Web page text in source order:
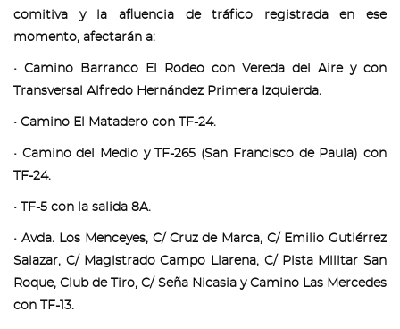
comitiva y la afluencia de tráfico registrada en ese
momento, afectarán a:
• Camino Barranco El Rodeo con Vereda del Aire y con
Transversal Alfredo Hernández Primera Izquierda.
• Camino El Matadero con TF-24.
• Camino del Medio y TF-265 (San Francisco de Paula) con
TF-24.
• TF-5 con la salida 8A.
• Avda. Los Menceyes, C/ Cruz de Marca, C/ Emilio Gutiérrez
Salazar, C/ Magistrado Campo Llarena, C/ Pista Militar San
Roque, Club de Tiro, C/ Seña Nicasia y Camino Las Mercedes
con TF-13.